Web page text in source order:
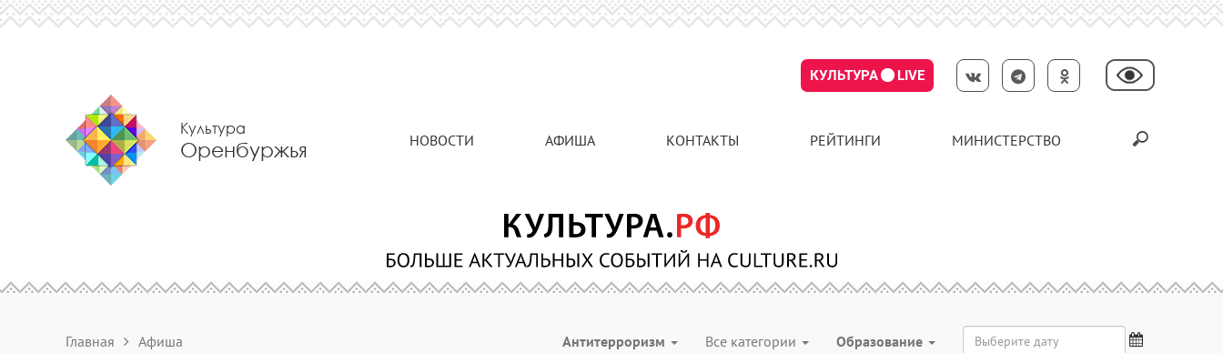
КУЛЬТУРА LIVE
Культура
Оренбуржья НОВОСТИ АФИША КОНТАКТЫ РЕЙТИНГИ МИНИСТЕРСТВО
Главная Афиша Антитерроризм Все категории Образование